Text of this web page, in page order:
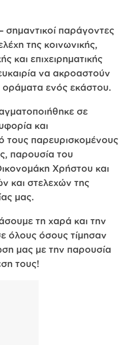
σημαντικοί παράγοντες
της κοινωνικής,
και επιχειρηματικής
να ακροαστούν
οράματα ενός εκάστου.
σε
και
τους παρευρισκομένους
παρουσία του
Χρήστου και
και στελεχών της
μας.
τη χαρά και την
όλους όσους τίμησαν
μας με την παρουσία
τους!